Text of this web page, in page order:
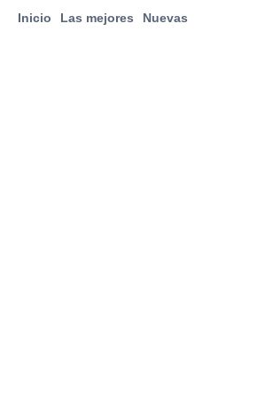
Inicio Las mejores Nuevas